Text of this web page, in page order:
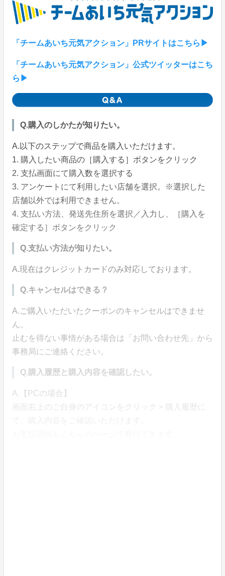
「チームあいち元気アクション」PRサイトはこちら▶
「チームあいち元気アクション」公式ツイッターはこち
ら▶
Q.購入のしかたが知りたい。
A.以下のステップで商品を購入いただけます。
1. 購入したい商品の［購入する］ボタンをクリック
2. 支払画面にて購入数を選択する
3. アンケートにて利用したい店舗を選択。※選択した
店舗以外では利用できません。
4. 支払い方法、発送先住所を選択／入力し、［購入を
確定する］ボタンをクリック
Q.支払い方法が知りたい。
A.現在はクレジットカードのみ対応しております。
Q.キャンセルはできる？
A.ご購入いただいたクーポンのキャンセルはできませ
ん。
止むを得ない事情がある場合は「お問い合わせ先」から
事務局にご連絡ください。
Q.購入履歴と購入内容を確認したい。
A.【PCの場合】
画面右上のご自身のアイコンをクリック > 購入履歴に